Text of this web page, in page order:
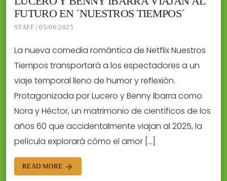
FUTURO EN ´NUESTROS TIEMPOS´
STAFF | 05/06/2025
La nueva comedia romántica de Netflix Nuestros
Tiempos transportará a los espectadores a un
viaje temporal lleno de humor y reflexión.
Protagonizada por Lucero y Benny Ibarra como
Nora y Héctor, un matrimonio de científicos de los
años 60 que accidentalmente viajan al 2025, la
película explorará cómo el amor […]
READ MORE arrow_forward